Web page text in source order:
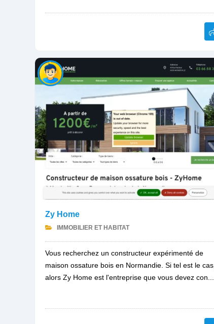
Zy Home
IMMOBILIER ET HABITAT
Vous recherchez un constructeur expérimenté de
maison ossature bois en Normandie. Si tel est le cas,
alors Zy Home est l'entreprise que vous devez con...